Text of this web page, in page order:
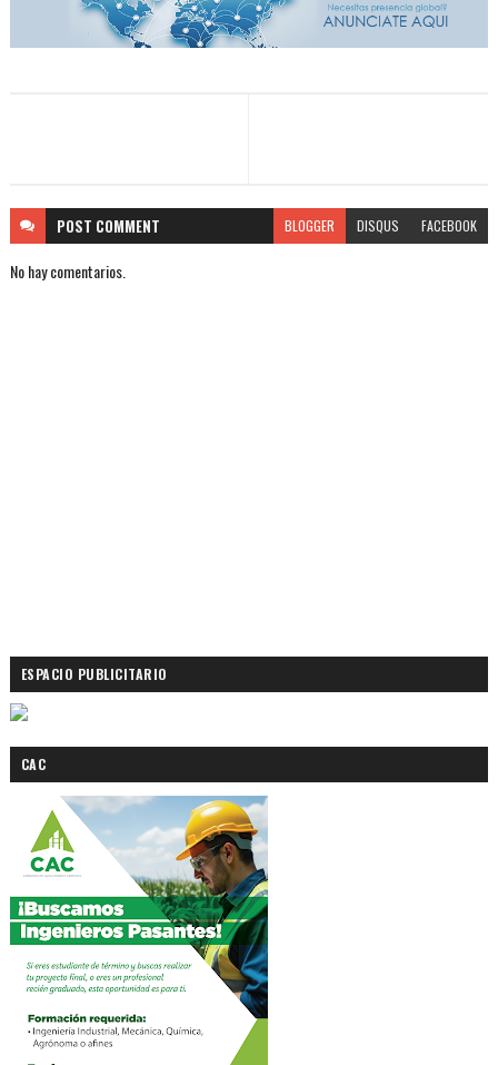
POST COMMENT BLOGGER DISQUS FACEBOOK
No hay comentarios.
ESPACIO PUBLICITARIO
CAC